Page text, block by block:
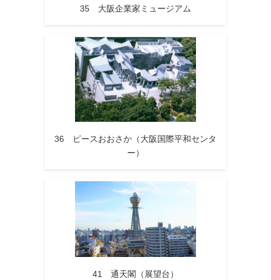
35 大阪企業家ミュージアム
36 ピースおおさか（大阪国際平和センタ
ー）
41 通天閣（展望台）